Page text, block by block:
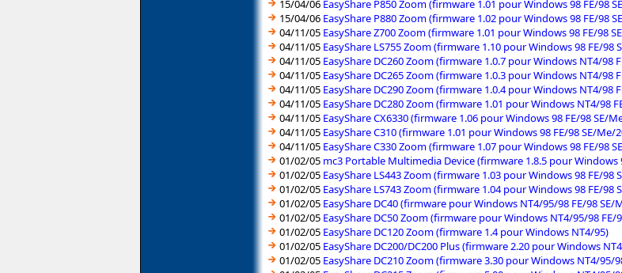
15/04/06 EasyShare P850 Zoom (firmware 1.01 pour Windows 98 FE/98
15/04/06 EasyShare P880 Zoom (firmware 1.02 pour Windows 98 FE/98
04/11/05 EasyShare Z700 Zoom (firmware 1.01 pour Windows 98 FE/98
04/11/05 EasyShare LS755 Zoom (firmware 1.10 pour Windows 98 FE/98
04/11/05 EasyShare DC260 Zoom (firmware 1.0.7 pour Windows NT4/98
04/11/05 EasyShare DC265 Zoom (firmware 1.0.3 pour Windows NT4/98
04/11/05 EasyShare DC290 Zoom (firmware 1.0.4 pour Windows NT4/98
04/11/05 EasyShare DC280 Zoom (firmware 1.01 pour Windows NT4/98
04/11/05 EasyShare CX6330 (firmware 1.06 pour Windows 98 FE/98 SE/
04/11/05 EasyShare C310 (firmware 1.01 pour Windows 98 FE/98 SE/Me/
04/11/05 EasyShare C330 Zoom (firmware 1.07 pour Windows 98 FE/98
01/02/05 mc3 Portable Multimedia Device (firmware 1.8.5 pour Windows
01/02/05 EasyShare LS443 Zoom (firmware 1.03 pour Windows 98 FE/98
01/02/05 EasyShare LS743 Zoom (firmware 1.04 pour Windows 98 FE/98
01/02/05 EasyShare DC40 (firmware pour Windows NT4/95/98 FE/98 SE/
01/02/05 EasyShare DC50 Zoom (firmware pour Windows NT4/95/98 FE/
01/02/05 EasyShare DC120 Zoom (firmware 1.4 pour Windows NT4/95)
01/02/05 EasyShare DC200/DC200 Plus (firmware 2.20 pour Windows
01/02/05 EasyShare DC210 Zoom (firmware 3.30 pour Windows NT4/95/